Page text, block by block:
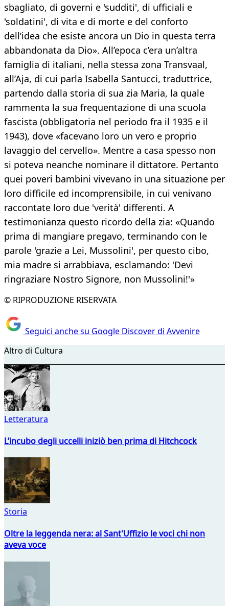
sbagliato, di governi e 'sudditi', di ufficiali e
'soldatini', di vita e di morte e del conforto
dell’idea che esiste ancora un Dio in questa terra
abbandonata da Dio». All’epoca c’era un’altra
famiglia di italiani, nella stessa zona Transvaal,
all’Aja, di cui parla Isabella Santucci, traduttrice,
partendo dalla storia di sua zia Maria, la quale
rammenta la sua frequentazione di una scuola
fascista (obbligatoria nel periodo fra il 1935 e il
1943), dove «facevano loro un vero e proprio
lavaggio del cervello». Mentre a casa spesso non
si poteva neanche nominare il dittatore. Pertanto
quei poveri bambini vivevano in una situazione per
loro difficile ed incomprensibile, in cui venivano
raccontate loro due 'verità' differenti. A
testimonianza questo ricordo della zia: «Quando
prima di mangiare pregavo, terminando con le
parole 'grazie a Lei, Mussolini', per questo cibo,
mia madre si arrabbiava, esclamando: 'Devi
ringraziare Nostro Signore, non Mussolini!'»
© RIPRODUZIONE RISERVATA
Seguici anche su Google Discover di Avvenire
Altro di Cultura
Letteratura
L’incubo degli uccelli iniziò ben prima di Hitchcock
Storia
Oltre la leggenda nera: al Sant'Uffizio le voci chi non
aveva voce